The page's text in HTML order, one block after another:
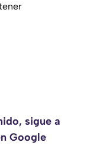
sigue a
Google